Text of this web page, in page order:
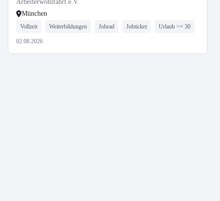
Arbeiterwohlfahrt e.V.
München
Vollzeit Weiterbildungen Jobrad Jobticket Urlaub >= 30
02.08.2026